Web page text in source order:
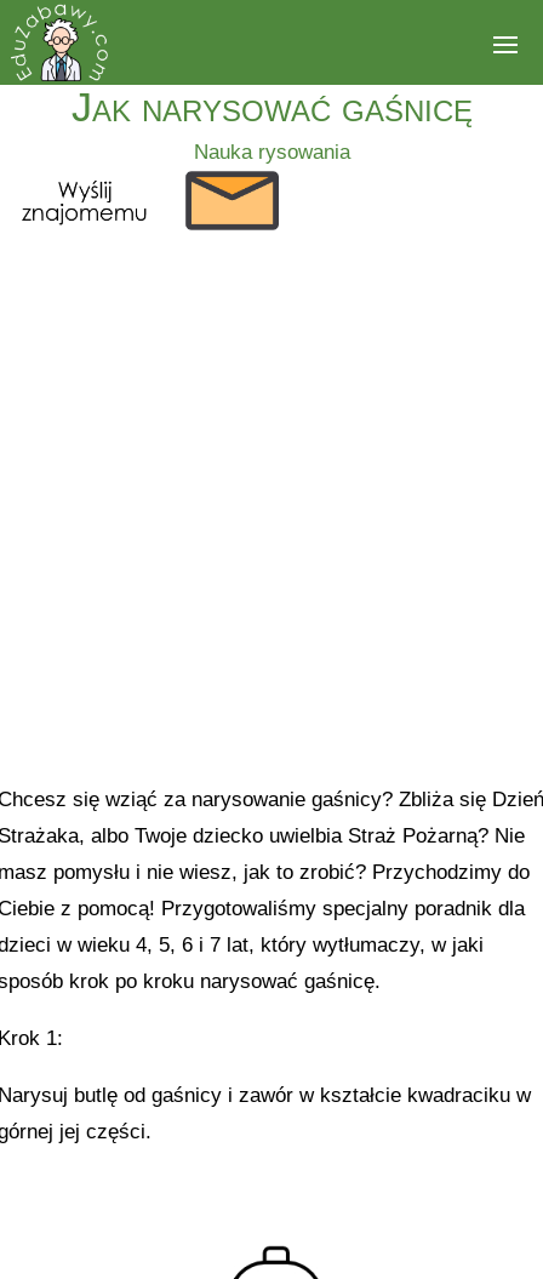
Jak narysować gaśnicę
Nauka rysowania
się wziąć za narysowanie gaśnicy? Zbliża się
albo Twoje dziecko uwielbia Straż Pożarną? Nie
pomysłu i nie wiesz, jak to zrobić? Przychodzimy do
z pomocą! Przygotowaliśmy specjalny poradnik dla
w wieku 4, 5, 6 i 7 lat, który wytłumaczy, w jaki
krok po kroku narysować gaśnicę.
1:
butlę od gaśnicy i zawór w kształcie kwadraciku w
jej części.